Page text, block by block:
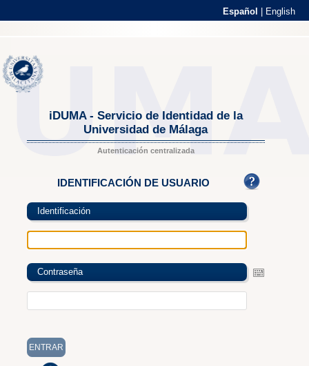
Español English
iDUMA - Servicio de Identidad de la
Universidad de Málaga
Autenticación centralizada
IDENTIFICACIÓN DE USUARIO
Identificación
Contraseña